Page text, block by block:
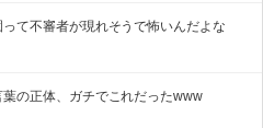
て不審者が現れそうで怖いんだよな
葉の正体、ガチでこれだったwww